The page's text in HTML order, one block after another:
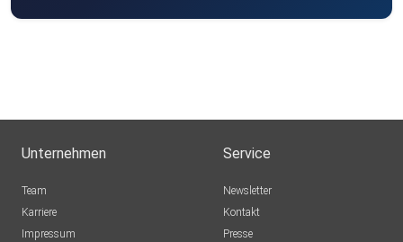
Unternehmen
Team
Karriere
Impressum
Service
Newsletter
Kontakt
Presse